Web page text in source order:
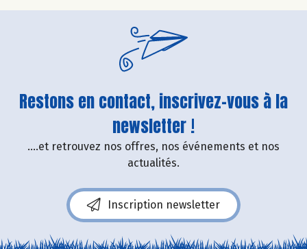
Restons en contact, inscrivez-vous à la
newsletter !
....et retrouvez nos offres, nos événements et nos
actualités.
Inscription newsletter